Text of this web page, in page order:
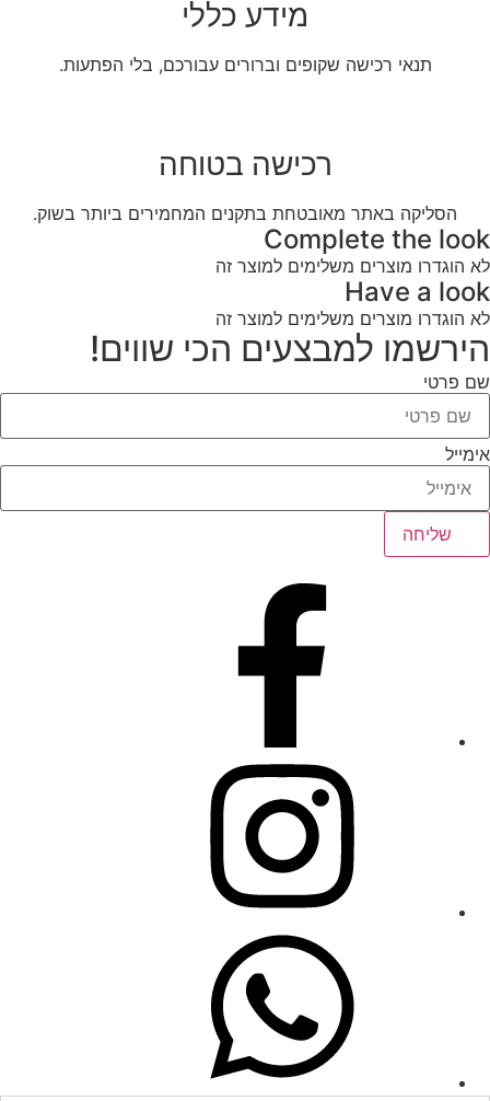
מידע כללי
תנאי רכישה שקופים וברורים עבורכם, בלי הפתעות.
רכישה בטוחה
הסליקה באתר מאובטחת בתקנים המחמירים ביותר בשוק.
Complete the look
לא הוגדרו מוצרים משלימים למוצר זה
Have a look
לא הוגדרו מוצרים משלימים למוצר זה
הירשמו למבצעים הכי שווים!
שם פרטי
אימייל
שליחה